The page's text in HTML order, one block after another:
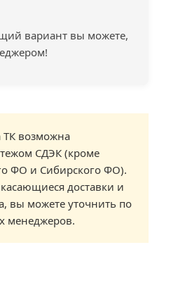
вариант вы можете,
ТК возможна
СДЭК (кроме
ФО и Сибирского ФО).
доставки и
вы можете уточнить по
менеджеров.